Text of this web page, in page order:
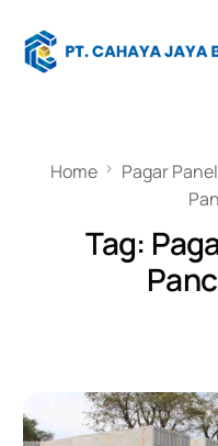
Home Pagar
Tag: